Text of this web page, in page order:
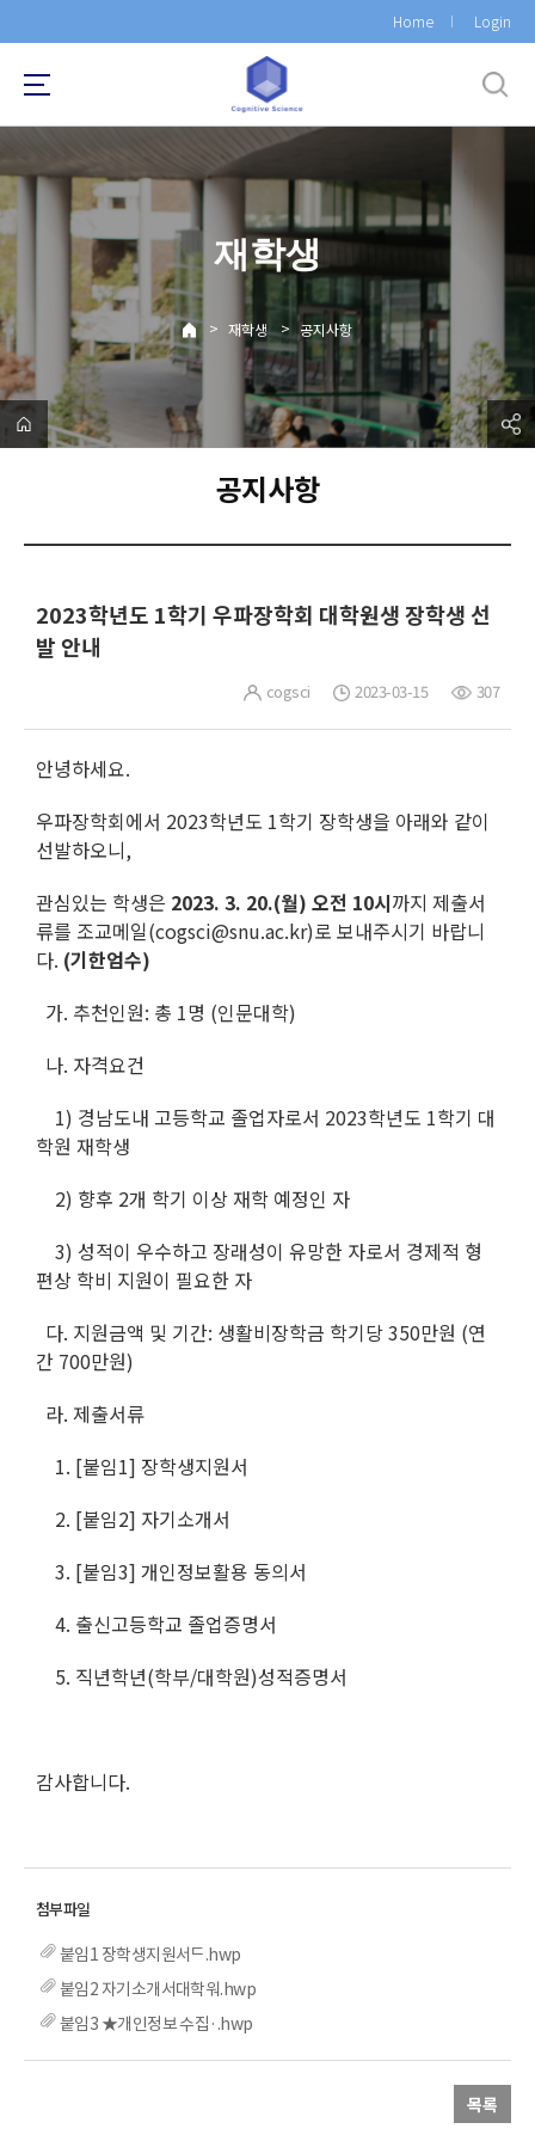
로
메
Home Login
재학생
> 재학생 > 공지사항
공지사항
2023학년도 1학기 우파장학회 대학원생 장학생 선
발 안내
cogsci 2023-03-15 307
안녕하세요.
우파장학회에서 2023학년도 1학기 장학생을 아래와 같이
선발하오니,
관심있는 학생은 2023. 3. 20.(월) 오전 10시까지 제출서
류를 조교메일(cogsci@snu.ac.kr)로 보내주시기 바랍니
다. (기한엄수)
가. 추천인원: 총 1명 (인문대학)
나. 자격요건
1) 경남도내 고등학교 졸업자로서 2023학년도 1학기 대
학원 재학생
2) 향후 2개 학기 이상 재학 예정인 자
3) 성적이 우수하고 장래성이 유망한 자로서 경제적 형
편상 학비 지원이 필요한 자
다. 지원금액 및 기간: 생활비장학금 학기당 350만원 (연
간 700만원)
라. 제출서류
1. [붙임1] 장학생지원서
2. [붙임2] 자기소개서
3. [붙임3] 개인정보활용 동의서
4. 출신고등학교 졸업증명서
5. 직년학년(학부/대학원)성적증명서
감사합니다.
붙임1 장학생지원서ᄃ.hwp
붙임2 자기소개서대학워.hwp
붙임3 ★개인정보 수집·.hwp
목록